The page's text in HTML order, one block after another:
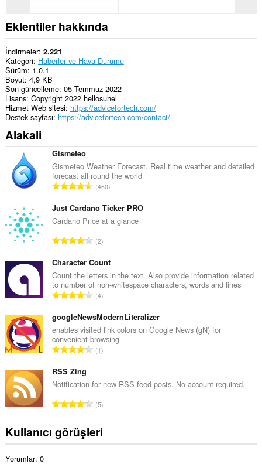
Eklentiler hakkında
İndirmeler 2.221
Kategori Haberler ve Hava Durumu
Sürüm 1.0.1
Boyut 4,9 KB
Son güncelleme 05 Temmuz 2022
Lisans Copyright 2022 hellosuhel
Hizmet Web sitesi https://advicefortech.com/
Destek sayfası https://advicefortech.com/contact/
Alakali
Gismeteo
Gismeteo Weather Forecast. Real time weather and detailed
forecast all round the world
T
p
l
m
y
s
a
y
ı
s
ı
:
460
Just Cardano Ticker PRO
Cardano Price at a glance
T
p
l
a
m
y
s
a
y
s
:
2
Character Count
Count the letters in the text. Also provide information related
to number of non-whitespace characters, words and lines
T
p
l
a
m
s
a
y
s
ı
4
googleNewsModernLiteralizer
enables visited link colors on Google News (gN) for
convenient browsing
T
l
m
y
s
1
RSS Zing
Notification for new RSS feed posts. No account required.
T
p
l
5
Kullanıcı görüşleri
Yorumlar: 0